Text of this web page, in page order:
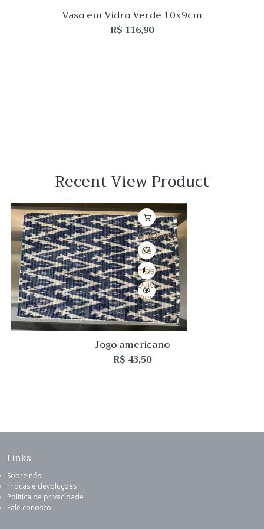
Vaso em Vidro Verde 10x9cm
R$ 116,90
Recent View Product
Quick View
Lista
de
Desejo
Comparar
Quick
View
Jogo americano
R$ 43,50
Links
Sobre nós
Trocas e devoluções
Política de privacidade
Fale conosco